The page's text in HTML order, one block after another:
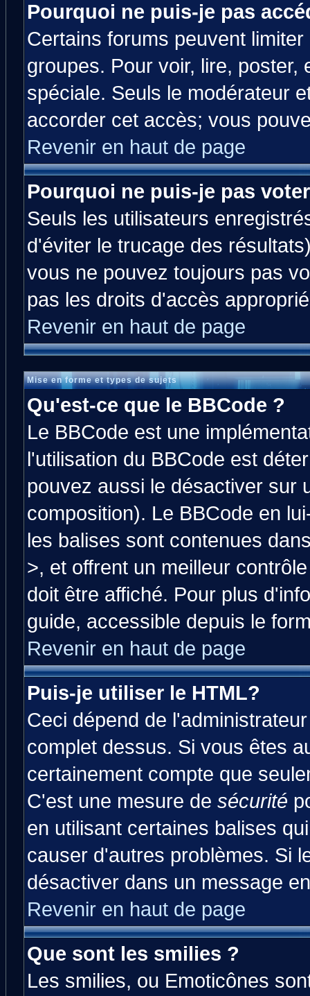
Pourquoi ne puis-je pas
Certains forums peuvent
groupes. Pour voir, lire,
spéciale. Seuls le modérateur
accorder cet accès; vous
Revenir en haut de page
Pourquoi ne puis-je pas
Seuls les utilisateurs
d'éviter le trucage des
vous ne pouvez toujours pas
pas les droits d'accès
Revenir en haut de page
Mise en forme et types de sujets
Qu'est-ce que le BBCode ?
Le BBCode est une
l'utilisation du BBCode est
pouvez aussi le désactiver sur
composition). Le BBCode en
les balises sont contenues
>, et offrent un meilleur
doit être affiché. Pour plus
guide, accessible depuis le
Revenir en haut de page
Puis-je utiliser le HTML?
Ceci dépend de
complet dessus. Si vous êtes
certainement compte que
C'est une mesure de sécurité
en utilisant certaines balises
causer d'autres problèmes. Si
désactiver dans un message
Revenir en haut de page
Que sont les smilies ?
Les smilies, ou Emoticônes